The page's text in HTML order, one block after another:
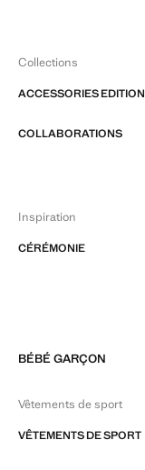
Collections
ACCESSORIES EDITION
COLLABORATIONS
Inspiration
CÉRÉMONIE
BÉBÉ GARÇON
Vêtements de sport
VÊTEMENTS DE SPORT